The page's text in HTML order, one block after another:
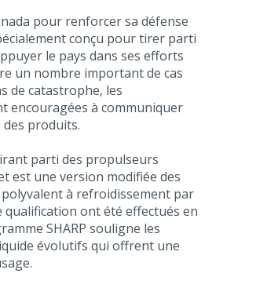
pour renforcer sa défense
conçu pour tirer parti
le pays dans ses efforts
un nombre important de cas
de catastrophe, les
encouragées à communiquer
produits.
parti des propulseurs
est une version modifiée des
à refroidissement par
ont été effectués en
SHARP souligne les
évolutifs qui offrent une